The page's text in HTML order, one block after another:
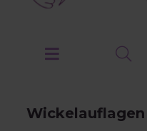
Wickelauflagen